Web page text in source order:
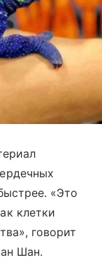
«Это
клетки
говорит
Шан.